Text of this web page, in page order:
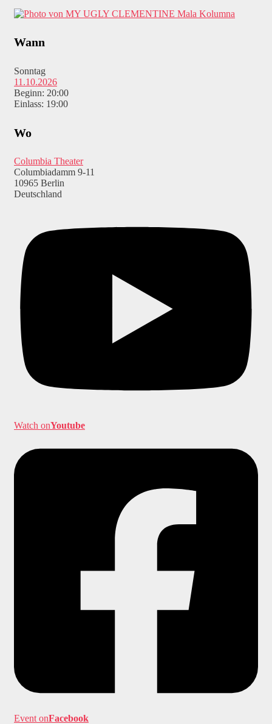
Mala Kolumna
Wann
Sonntag
11.10.2026
Beginn: 20:00
Einlass: 19:00
Wo
Columbia Theater
Columbiadamm 9-11
10965 Berlin
Deutschland
Watch onYoutube
Event onFacebook